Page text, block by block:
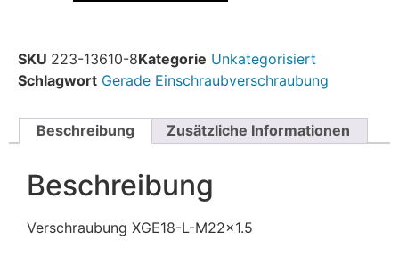
SKU 223-13610-8Kategorie Unkategorisiert
Schlagwort Gerade Einschraubverschraubung
Beschreibung Zusätzliche Informationen
Beschreibung
Verschraubung XGE18-L-M22x1.5